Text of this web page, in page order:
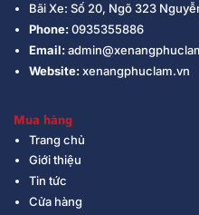
Bãi Xe: Số 20, Ngõ 323
Phone:0935355886
Email:
Website:xenangphuclam.vn
Mua hàng
Trang chủ
Giới thiệu
Tin tức
Cửa hàng